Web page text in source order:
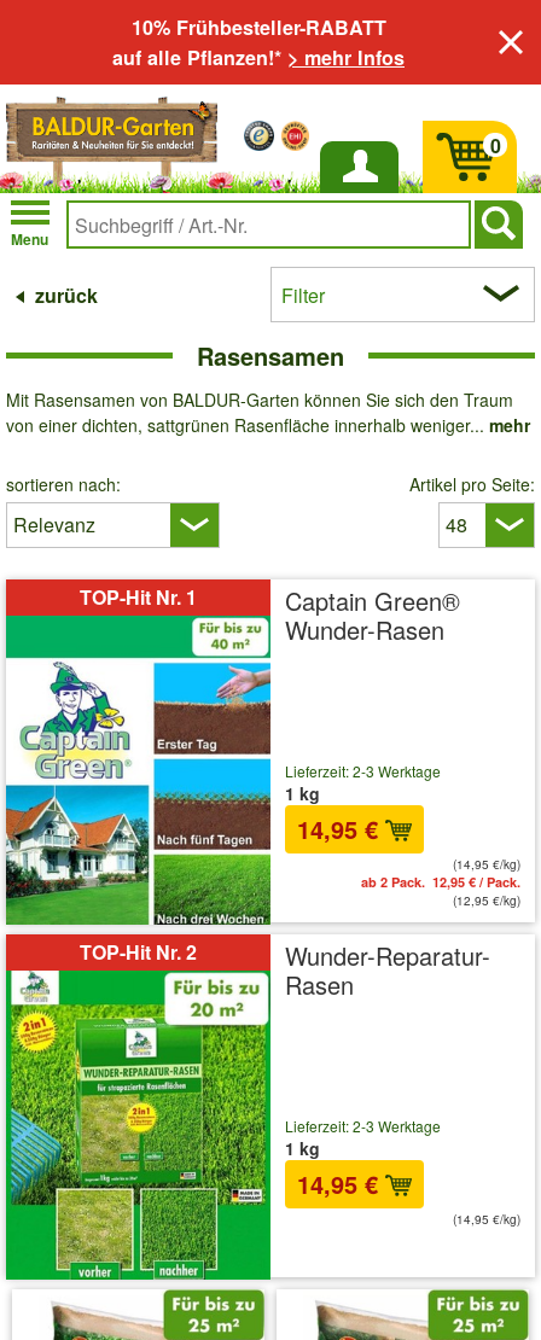
10% Frühbesteller-RABATT
auf alle Pflanzen!* > mehr Infos
Anmelden
Menu
0
zurück Filter
Rasensamen
Mit Rasensamen von BALDUR-Garten können Sie sich den Traum
von einer dichten, sattgrünen Rasenfläche innerhalb weniger... mehr
sortieren nach: Artikel pro Seite:
TOP-Hit Nr. 1
Captain Green®
Wunder-Rasen
Lieferzeit: 2-3 Werktage
1 kg
14,95 €
(14,95 €/kg)
ab 2 Pack. 12,95 € / Pack.
(12,95 €/kg)
TOP-Hit Nr. 2
Wunder-Reparatur-
Rasen
Lieferzeit: 2-3 Werktage
1 kg
14,95 €
(14,95 €/kg)